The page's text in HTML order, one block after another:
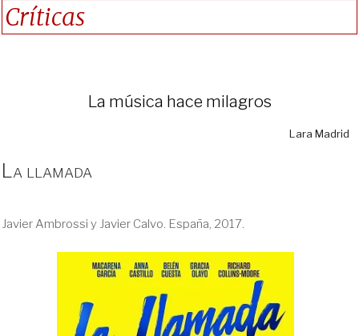
Críticas
La música hace milagros
Lara Madrid
La llamada
Javier Ambrossi y Javier Calvo. España, 2017.